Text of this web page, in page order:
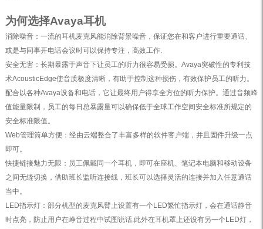
为何选择Avaya耳机
消除噪音：一流的耳机麦克风能消除背景噪音，保证您在和客户进行重要通话、
或是与同事开电话会议时可以保持专注，高效工作.
安全无害：长期暴露于声音下让员工的听力很容易受损。Avaya突破性的专利技
术AcousticEdge使音质极度清晰，有助于控制这种损伤，有效保护员工的听力。
配合以各种Avaya设备和电话，它让最终用户得享全方位的听力保护。通过音频峰
值能量限制，员工的每日总暴露量可以确保低于全球工作空间安全标准所规定的
安全标准限值。
Web管理筒单方便：经由云端整合了丰富多样的软件客户端，并且固件升级一点
即可。
快捷链接魅力无限：员工佩戴同一个耳机，即可在座机、笔记本电脑和移动设备
之间无缝切换，借助班长监听连接线，班长可以选择灵活的连接并加入任意通话
当中。
LED指示灯：部分机型的麦克风臂上设置有一个LED繁忙指示灯，会在通话静音
时点亮，防止用户在峥音过程中试图说话.此外在耳机罩上还设有另一个LED灯，